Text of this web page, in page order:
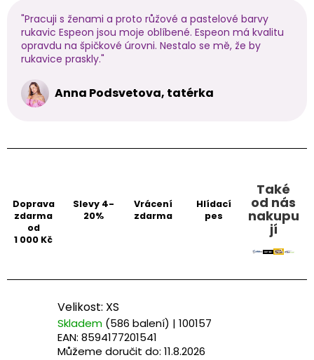
"Pracuji s ženami a proto růžové a pastelové barvy
rukavic Espeon jsou moje oblíbené. Espeon má kvalitu
opravdu na špičkové úrovni. Nestalo se mě, že by
rukavice praskly."
Anna Podsvetova, tatérka
Doprava
zdarma
od
1 000 Kč
Slevy 4-
20%
Vrácení
zdarma
Hlídací
pes
Také
od nás
nakupu
jí
Velikost: XS
Skladem (586 balení) | 100157
EAN: 8594177201541
Můžeme doručit do: 11.8.2026